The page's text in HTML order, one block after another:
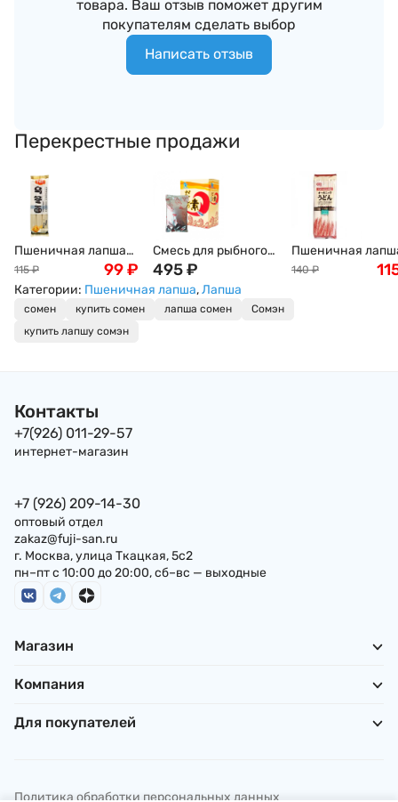
товара. Ваш отзыв поможет другим
покупателям сделать выбор
Написать отзыв
Перекрестные продажи
Пшеничная лапша
Удон, Wheat Village,
300г
115 ₽ 99₽
Смесь для рыбного
бульона Хондаши
(Даши/Даси), 500г
495₽
Пшеничная
Удон Green Label,
140 ₽
Категории: Пшеничная лапша,Лапша
сомен купить сомен лапша сомен
Сомэн
купить лапшу сомэн
Контакты
+7(926) 011-29-57
интернет-магазин
+7 (926) 209-14-30
оптовый отдел
zakaz@fuji-san.ru
г. Москва, улица Ткацкая, 5с2
пн–пт с 10:00 до 20:00, сб–вс — выходные
Магазин
Компания
Для покупателей
Политика обработки персональных данных